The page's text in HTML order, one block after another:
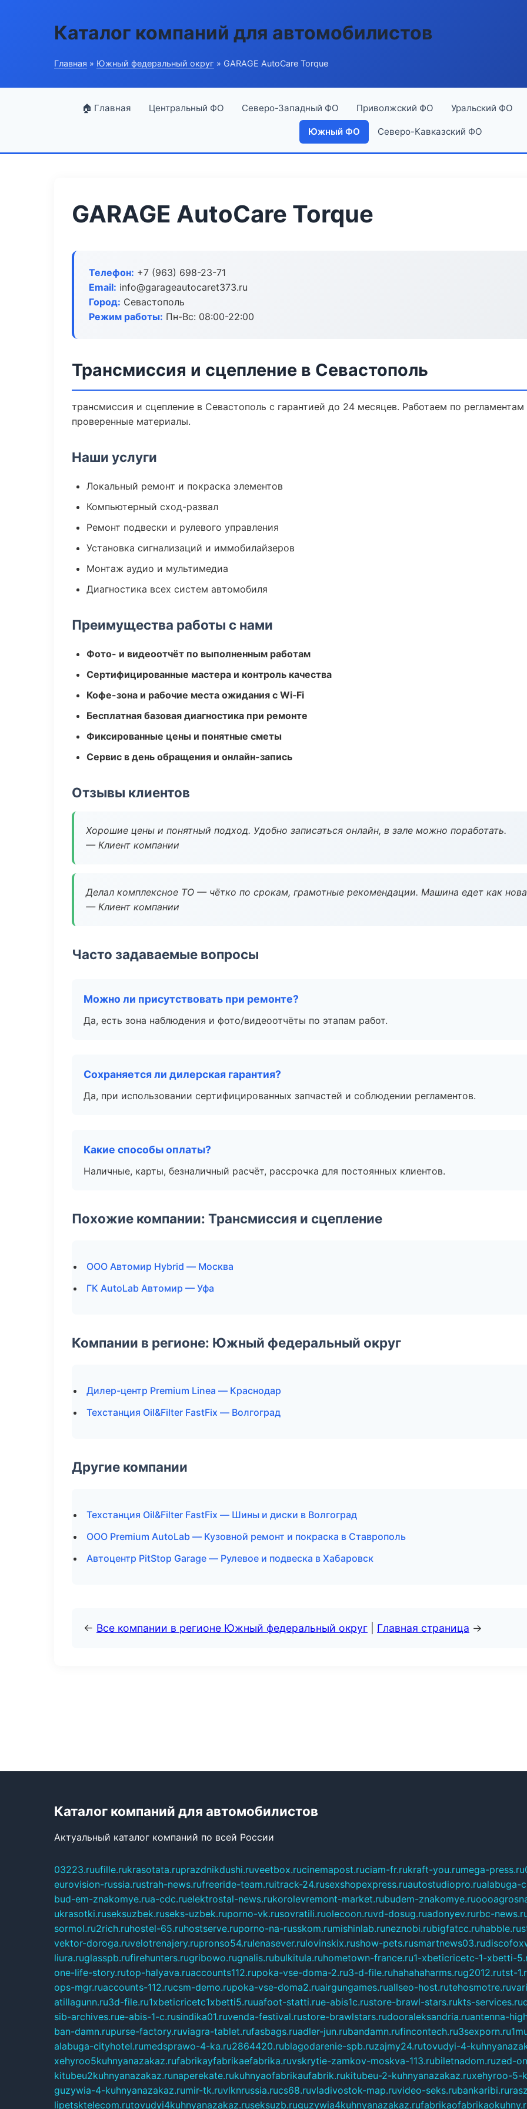
Каталог компаний для автомобилистов
Главная » Южный федеральный округ » GARAGE AutoCare Torque
🏠 Главная Центральный ФО Северо-Западный ФО Приволжский ФО Уральский ФО
Южный ФО Северо-Кавказский ФО
GARAGE AutoCare Torque
Телефон: +7 (963) 698-23-71
Email: info@garageautocaret373.ru
Город: Севастополь
Режим работы: Пн-Вс: 08:00-22:00
Трансмиссия и сцепление в Севастополь
трансмиссия и сцепление в Севастополь с гарантией до 24 месяцев. Работаем по
проверенные материалы.
Наши услуги
Локальный ремонт и покраска элементов
Компьютерный сход-развал
Ремонт подвески и рулевого управления
Установка сигнализаций и иммобилайзеров
Монтаж аудио и мультимедиа
Диагностика всех систем автомобиля
Преимущества работы с нами
Фото- и видеоотчёт по выполненным работам
Сертифицированные мастера и контроль качества
Кофе-зона и рабочие места ожидания с Wi‑Fi
Бесплатная базовая диагностика при ремонте
Фиксированные цены и понятные сметы
Сервис в день обращения и онлайн-запись
Отзывы клиентов
Хорошие цены и понятный подход. Удобно записаться онлайн, в зале можно поработать.
— Клиент компании
Делал комплексное ТО — чётко по срокам, грамотные рекомендации. Машина едет как
— Клиент компании
Часто задаваемые вопросы
Можно ли присутствовать при ремонте?
Да, есть зона наблюдения и фото/видеоотчёты по этапам работ.
Сохраняется ли дилерская гарантия?
Да, при использовании сертифицированных запчастей и соблюдении регламентов.
Какие способы оплаты?
Наличные, карты, безналичный расчёт, рассрочка для постоянных клиентов.
Похожие компании: Трансмиссия и сцепление
ООО Автомир Hybrid — Москва
ГК AutoLab Автомир — Уфа
Компании в регионе: Южный федеральный округ
Дилер-центр Premium Linea — Краснодар
Техстанция Oil&Filter FastFix — Волгоград
Другие компании
Техстанция Oil&Filter FastFix — Шины и диски в Волгоград
ООО Premium AutoLab — Кузовной ремонт и покраска в Ставрополь
Автоцентр PitStop Garage — Рулевое и подвеска в Хабаровск
← Все компании в регионе Южный федеральный округ Главная страница →
Каталог компаний для автомобилистов
Актуальный каталог компаний по всей России
03223.ruufille.rukrasotata.ruprazdnikdushi.ruveetbox.rucinemapost.ruciam-fr.rukraft-you.rumega-press.ru
eurovision-russia.rustrah-news.rufreeride-team.ruitrack-24.rusexshopexpress.ruautostudiopro.rualabuga-
bud-em-znakomye.rua-cdc.ruelektrostal-news.rukorolevremont-market.rubudem-znakomye.ru
ukrasotki.ruseksuzbek.ruseks-uzbek.ruporno-vk.rusovratili.ruolecoon.ruvd-dosug.ruadonyev.rurbc-
sormol.ru2rich.ruhostel-65.ruhostserve.ruporno-na-russkom.rumishinlab.runeznobi.rubigfatcc.ruhabble.ru
vektor-doroga.ruvelotrenajery.rupronso54.rulenasever.rulovinskix.rushow-pets.rusmartnews03.ru
liura.ruglasspb.rufirehunters.rugribowo.rugnalis.rubulkitula.ruhometown-france.ru1-xbeticricetc-1-xbetti-
one-life-story.rutop-halyava.ruaccounts112.rupoka-vse-doma-2.ru3-d-file.ruhahahaharms.rug2012.rutst-
ops-mgr.ruaccounts-112.rucsm-demo.rupoka-vse-doma2.ruairgungames.ruallseo-host.rutehosmotre.ru
atillagunn.ru3d-file.ru1xbeticricetc1xbetti5.ruuafoot-statti.rue-abis1c.rustore-brawl-stars.rukts-services.ru
sib-archives.rue-abis-1-c.rusindika01.ruvenda-festival.rustore-brawlstars.rudooraleksandria.ruantenna-
ban-damn.rupurse-factory.ruviagra-tablet.rufasbags.ruadler-jun.rubandamn.rufincontech.ru3sexporn.ru
alabuga-cityhotel.rumedsprawo-4-ka.ru2864420.rublagodarenie-spb.ruzajmy24.rutovudyi-4-
xehyroo5kuhnyanazakaz.rufabrikayfabrikaefabrika.ruvskrytie-zamkov-moskva-113.rubiletnadom.ruzed-
kitubeu2kuhnyanazakaz.runaperekate.rukuhnyaofabrikaufabrik.rukitubeu-2-kuhnyanazakaz.ruxehyroo-5-
guzywia-4-kuhnyanazakaz.rumir-tk.ruvlknrussia.rucs68.ruvladivostok-map.ruvideo-seks.rubankaribi.ru
lipetsktelecom.rutovudyi4kuhnyanazakaz.ruseksuzb.ruguzywia4kuhnyanazakaz.ru